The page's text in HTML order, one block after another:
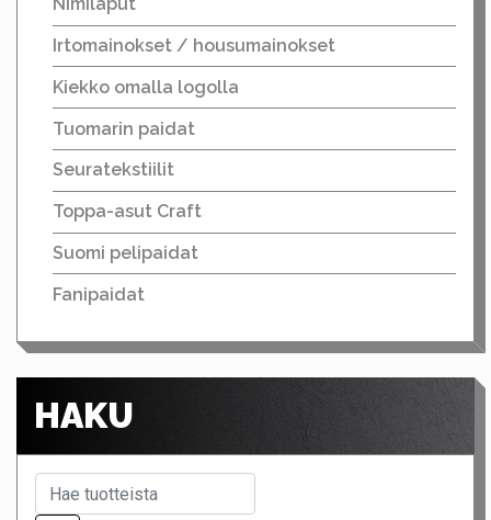
Irtomainokset / housumainokset
Kiekko omalla logolla
Tuomarin paidat
Seuratekstiilit
Toppa-asut Craft
Suomi pelipaidat
Fanipaidat
HAKU